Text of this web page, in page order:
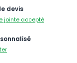
devis
jointe accepté